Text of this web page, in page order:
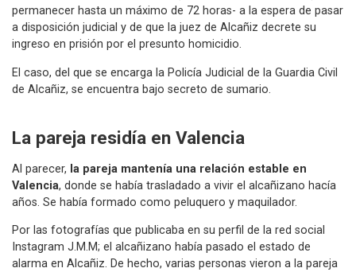
permanecer hasta un máximo de 72 horas- a la espera de pasar
a disposición judicial y de que la juez de Alcañiz decrete su
ingreso en prisión por el presunto homicidio.
El caso, del que se encarga la Policía Judicial de la Guardia Civil
de Alcañiz, se encuentra bajo secreto de sumario.
La pareja residía en Valencia
Al parecer, la pareja mantenía una relación estable en
Valencia, donde se había trasladado a vivir el alcañizano hacía
años. Se había formado como peluquero y maquilador.
Por las fotografías que publicaba en su perfil de la red social
Instagram J.M.M; el alcañizano había pasado el estado de
alarma en Alcañiz. De hecho, varias personas vieron a la pareja